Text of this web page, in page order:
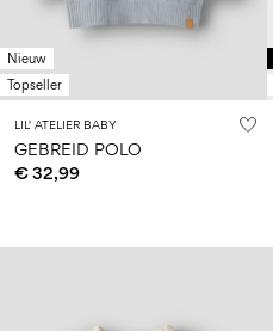
Nieuw
Topseller
LIL' ATELIER BABY
GEBREID POLO
€ 32,99